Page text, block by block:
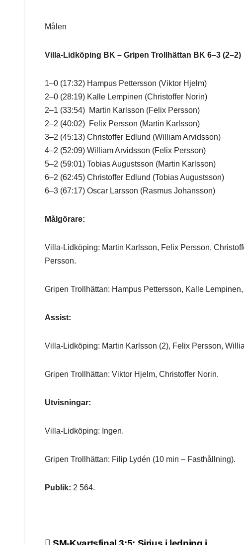
Målen
Villa-Lidköping BK – Gripen Trollhättan BK 6–3 (2–2)
1–0 (17:32) Hampus Pettersson (Viktor Hjelm)
2–0 (28:19) Kalle Lempinen (Christoffer Norin)
2–1 (33:54) Martin Karlsson (Felix Persson)
2–2 (40:02) Felix Persson (Martin Karlsson)
3–2 (45:13) Christoffer Edlund (William Arvidsson)
4–2 (52:09) William Arvidsson (Felix Persson)
5–2 (59:01) Tobias Augustsson (Martin Karlsson)
6–2 (62:45) Christoffer Edlund (Tobias Augustsson)
6–3 (67:17) Oscar Larsson (Rasmus Johansson)
Målgörare:
Villa-Lidköping: Martin Karlsson, Felix Persson,
Persson.
Gripen Trollhättan: Hampus Pettersson, Kalle
Assist:
Villa-Lidköping: Martin Karlsson (2), Felix Persson,
Gripen Trollhättan: Viktor Hjelm, Christoffer Norin.
Utvisningar:
Villa-Lidköping: Ingen.
Gripen Trollhättan: Filip Lydén (10 min – Fasthållning).
Publik: 2 564.